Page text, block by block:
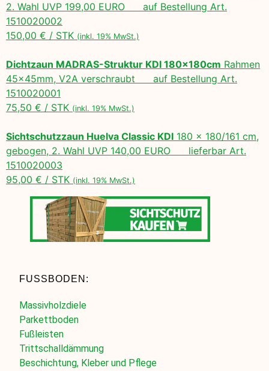
2. Wahl UVP 199,00 EURO auf Bestellung Art.
1510020002
150,00 € / STK (inkl. 19% MwSt.)
Dichtzaun MADRAS-Struktur KDI 180x180cm Rahmen
45x45mm, V2A verschraubt auf Bestellung Art.
1510020001
75,50 € / STK (inkl. 19% MwSt.)
Sichtschutzzaun Huelva Classic KDI 180 x 180/161 cm,
gebogen, 2. Wahl UVP 140,00 EURO lieferbar Art.
1510020003
95,00 € / STK (inkl. 19% MwSt.)
FUSSBODEN:
Massivholzdiele
Parkettboden
Fußleisten
Trittschalldämmung
Beschichtung, Kleber und Pflege